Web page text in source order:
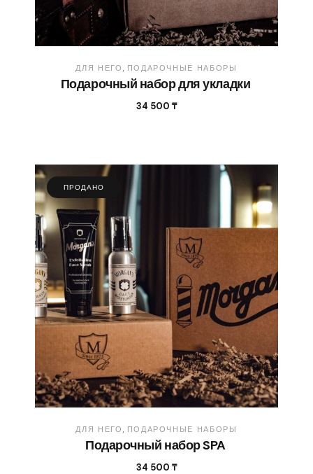
ДЛЯ НЕГО ПОДАРОЧНЫЕ НАБОРЫ
Подарочный набор для укладки
34 500 ₸
ПРОДАНО
ДЛЯ НЕГО ПОДАРОЧНЫЕ НАБОРЫ
Подарочный набор SPA
34 500 ₸